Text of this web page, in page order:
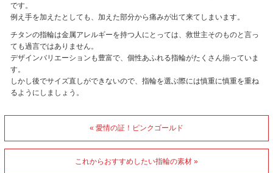
です。
例え手を加えたとしても、加えた部分から痛みが出て来てしまいます。
チタンの指輪は金属アレルギーを持つ人にとっては、救世主そのものと言っ
ても過言ではありません。
デザインバリエーションも豊富で、個性あふれる指輪がたくさん揃っていま
す。
しかし後でサイズ直しができないので、指輪を選ぶ際には慎重に慎重を重ね
るようにしましょう。
« 愛情の証！ピンクゴールド
これからおすすめしたい指輪の素材 »